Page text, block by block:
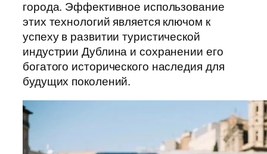
города. Эффективное использование
этих технологий является ключом к
успеху в развитии туристической
индустрии Дублина и сохранении его
богатого исторического наследия для
будущих поколений.